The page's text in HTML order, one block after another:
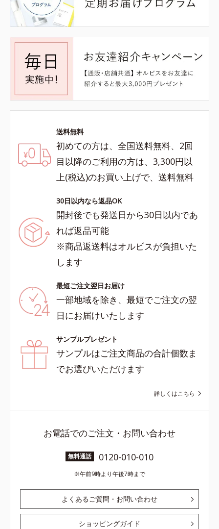
送料無料
初めての方は、全国送料無料、2回
目以降のご利用の方は、3,300円以
上(税込)のお買い上げで、送料無料
30日以内なら返品OK
開封後でも発送日から30日以内であ
れば返品可能
※商品返送料はオルビスが負担いた
します
最短ご注文翌日お届け
一部地域を除き、最短でご注文の翌
日にお届けいたします
サンプルプレゼント
サンプルはご注文商品の合計個数ま
でお選びいただけます
詳しくはこちら
お電話でのご注文・お問い合わせ
無料通話 0120-010-010
午前9時より午後7時まで
よくあるご質問・お問い合わせ
ショッピングガイド